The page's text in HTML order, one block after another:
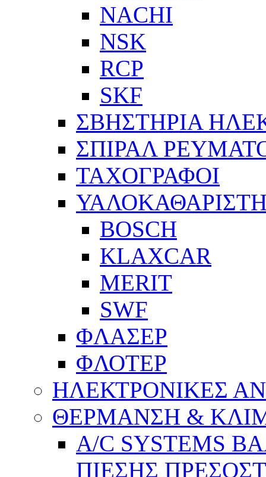
NACHI
NSK
RCP
SKF
ΣΒΗΣΤΗΡΙΑ
ΣΠΙΡΑΛ
ΤΑΧΟΓΡΑΦΟΙ
BOSCH
KLAXCAR
MERIT
SWF
ΦΛΑΣΕΡ
ΦΛΟΤΕΡ
ΗΛΕΚΤΡΟΝΙΚΕΣ
ΘΕΡΜΑΝΣΗ &
A/C SYSTEMS
ΠΙΕΣΗΣ